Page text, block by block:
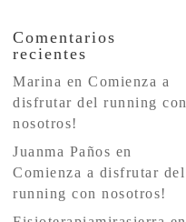
Comentarios
recientes
Marina enComienza a
disfrutar del running con
nosotros!
Juanma Paños en
Comienza a disfrutar del
running con nosotros!